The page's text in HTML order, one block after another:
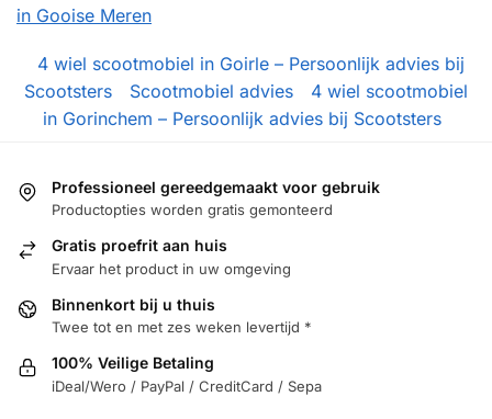
in Gooise Meren
4 wiel scootmobiel in Goirle – Persoonlijk advies bij
Scootsters
Scootmobiel advies
4 wiel scootmobiel
in Gorinchem – Persoonlijk advies bij Scootsters
Professioneel gereedgemaakt voor gebruik
Productopties worden gratis gemonteerd
Gratis proefrit aan huis
Ervaar het product in uw omgeving
Binnenkort bij u thuis
Twee tot en met zes weken levertijd *
100% Veilige Betaling
iDeal/Wero / PayPal / CreditCard / Sepa